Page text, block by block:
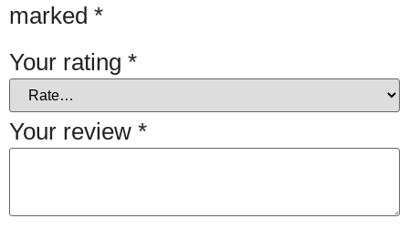
marked *
Your rating *
Your review *